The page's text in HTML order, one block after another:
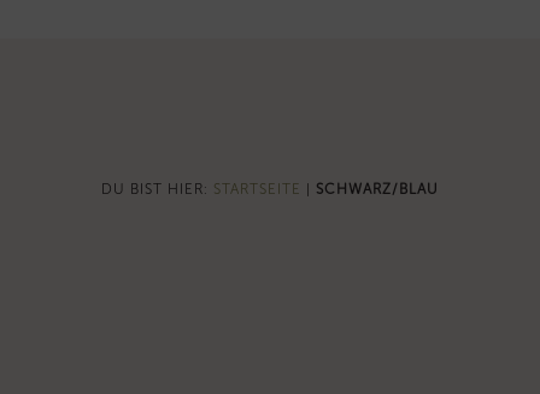
DU BIST HIER: STARTSEITE SCHWARZ/BLAU